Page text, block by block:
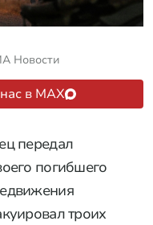
Новости
в MAX
передал
погибшего
троих